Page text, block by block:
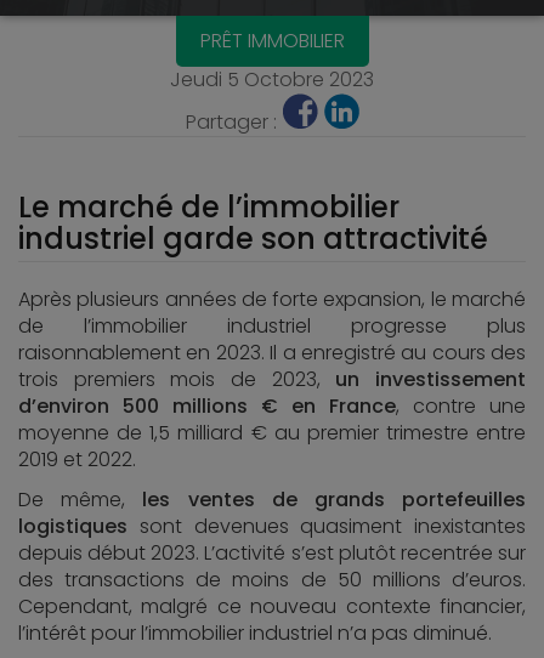
PRÊT IMMOBILIER
Jeudi 5 Octobre 2023
Partager :
Le marché de l’immobilier
industriel garde son attractivité
Après plusieurs années de forte expansion, le marché
de l’immobilier industriel progresse plus
raisonnablement en 2023. Il a enregistré au cours des
trois premiers mois de 2023, un investissement
d’environ 500 millions € en France, contre une
moyenne de 1,5 milliard € au premier trimestre entre
2019 et 2022.
De même, les ventes de grands portefeuilles
logistiques sont devenues quasiment inexistantes
depuis début 2023. L’activité s’est plutôt recentrée sur
des transactions de moins de 50 millions d’euros.
Cependant, malgré ce nouveau contexte financier,
l’intérêt pour l’immobilier industriel n’a pas diminué.